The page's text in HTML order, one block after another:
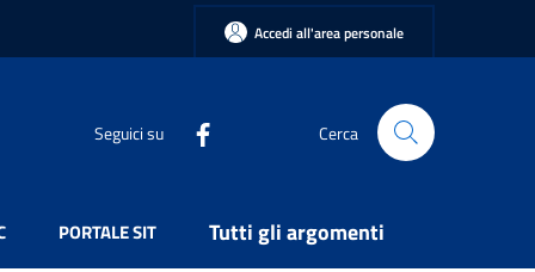
Accedi all'area personale
Seguici su Cerca
PORTALE SIT Tutti gli argomenti